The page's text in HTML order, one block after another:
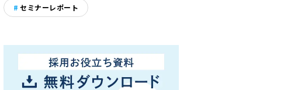
セミナーレポート